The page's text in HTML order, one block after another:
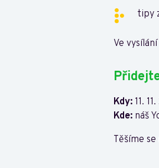
tipy
Ve
Kdy: 11.
Kde: náš
Těšíme se